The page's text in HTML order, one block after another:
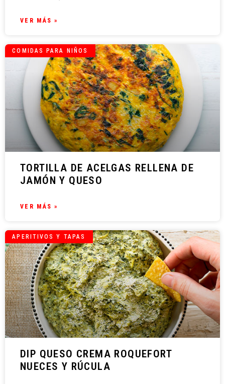
VER MÁS »
COMIDAS PARA NIÑOS
TORTILLA DE ACELGAS RELLENA DE
JAMÓN Y QUESO
VER MÁS »
APERITIVOS Y TAPAS
DIP QUESO CREMA ROQUEFORT
NUECES Y RÚCULA